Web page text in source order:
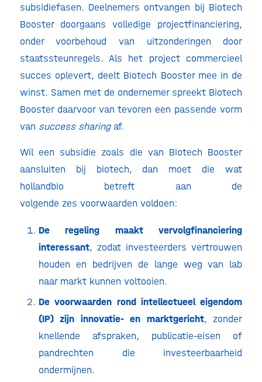
subsidiefasen. Deelnemers ontvangen bij Biotech
Booster doorgaans volledige projectfinanciering,
onder voorbehoud van uitzonderingen door
staatssteunregels. Als het project commercieel
succes oplevert, deelt Biotech Booster mee in de
winst. Samen met de ondernemer spreekt Biotech
Booster daarvoor van tevoren een passende vorm
van success sharingaf.
Wil een subsidie zoals die van Biotech Booster
aansluiten bij biotech, dan moet die wat
hollandbio betreft aan de
volgende zes voorwaarden voldoen:
De regeling maakt vervolgfinanciering
interessant, zodat investeerders vertrouwen
houden en bedrijven de lange weg van lab
naar markt kunnen voltooien.
De voorwaarden rond intellectueel eigendom
(IP) zijn innovatie- en marktgericht, zonder
knellende afspraken, publicatie-eisen of
pandrechten die investeerbaarheid
ondermijnen.